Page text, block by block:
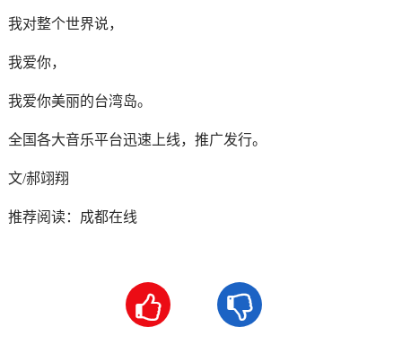
我对整个世界说，
我爱你，
我爱你美丽的台湾岛。
全国各大音乐平台迅速上线，推广发行。
文/郝翊翔
推荐阅读： 成都在线
 